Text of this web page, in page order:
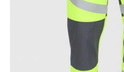
Giới thiệu đồng
Đồng phục công nhân tay
hoàn hảo giữa tính năng